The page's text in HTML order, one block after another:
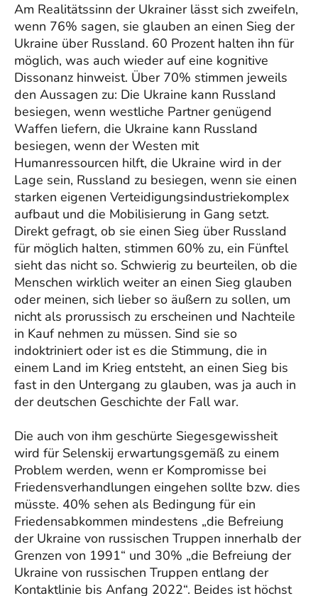
Am Realitätssinn der Ukrainer lässt sich zweifeln,
wenn 76% sagen, sie glauben an einen Sieg der
Ukraine über Russland. 60 Prozent halten ihn für
möglich, was auch wieder auf eine kognitive
Dissonanz hinweist. Über 70% stimmen jeweils
den Aussagen zu: Die Ukraine kann Russland
besiegen, wenn westliche Partner genügend
Waffen liefern, die Ukraine kann Russland
besiegen, wenn der Westen mit
Humanressourcen hilft, die Ukraine wird in der
Lage sein, Russland zu besiegen, wenn sie einen
starken eigenen Verteidigungsindustriekomplex
aufbaut und die Mobilisierung in Gang setzt.
Direkt gefragt, ob sie einen Sieg über Russland
für möglich halten, stimmen 60% zu, ein Fünftel
sieht das nicht so. Schwierig zu beurteilen, ob die
Menschen wirklich weiter an einen Sieg glauben
oder meinen, sich lieber so äußern zu sollen, um
nicht als prorussisch zu erscheinen und Nachteile
in Kauf nehmen zu müssen. Sind sie so
indoktriniert oder ist es die Stimmung, die in
einem Land im Krieg entsteht, an einen Sieg bis
fast in den Untergang zu glauben, was ja auch in
der deutschen Geschichte der Fall war.
Die auch von ihm geschürte Siegesgewissheit
wird für Selenskij erwartungsgemäß zu einem
Problem werden, wenn er Kompromisse bei
Friedensverhandlungen eingehen sollte bzw. dies
müsste. 40% sehen als Bedingung für ein
Friedensabkommen mindestens „die Befreiung
der Ukraine von russischen Truppen innerhalb der
Grenzen von 1991“ und 30% „die Befreiung der
Ukraine von russischen Truppen entlang der
Kontaktlinie bis Anfang 2022“. Beides ist höchst